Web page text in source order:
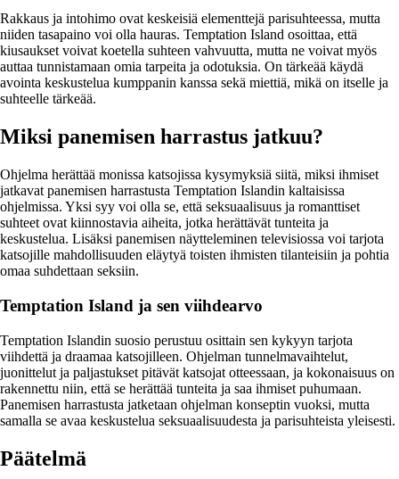
Rakkaus ja intohimo ovat keskeisiä elementtejä parisuhteessa, mutta
niiden tasapaino voi olla hauras. Temptation Island osoittaa, että
kiusaukset voivat koetella suhteen vahvuutta, mutta ne voivat myös
auttaa tunnistamaan omia tarpeita ja odotuksia. On tärkeää käydä
avointa keskustelua kumppanin kanssa sekä miettiä, mikä on itselle ja
suhteelle tärkeää.
Miksi panemisen harrastus jatkuu?
Ohjelma herättää monissa katsojissa kysymyksiä siitä, miksi ihmiset
jatkavat panemisen harrastusta Temptation Islandin kaltaisissa
ohjelmissa. Yksi syy voi olla se, että seksuaalisuus ja romanttiset
suhteet ovat kiinnostavia aiheita, jotka herättävät tunteita ja
keskustelua. Lisäksi panemisen näytteleminen televisiossa voi tarjota
katsojille mahdollisuuden eläytyä toisten ihmisten tilanteisiin ja pohtia
omaa suhdettaan seksiin.
Temptation Island ja sen viihdearvo
Temptation Islandin suosio perustuu osittain sen kykyyn tarjota
viihdettä ja draamaa katsojilleen. Ohjelman tunnelmavaihtelut,
juonittelut ja paljastukset pitävät katsojat otteessaan, ja kokonaisuus on
rakennettu niin, että se herättää tunteita ja saa ihmiset puhumaan.
Panemisen harrastusta jatketaan ohjelman konseptin vuoksi, mutta
samalla se avaa keskustelua seksuaalisuudesta ja parisuhteista yleisesti.
Päätelmä